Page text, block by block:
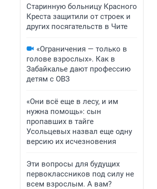
Старинную больницу Красного
Креста защитили от строек и
других посягательств в Чите
«Ограничения — только в
голове взрослых». Как в
Забайкалье дают профессию
детям с ОВЗ
«Они всё еще в лесу, и им
нужна помощь»: сын
пропавших в тайге
Усольцевых назвал еще одну
версию их исчезновения
Эти вопросы для будущих
первоклассников под силу не
всем взрослым. А вам?